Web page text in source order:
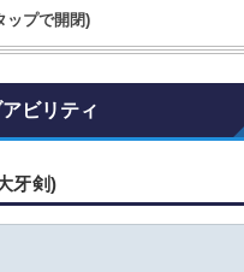
ップで開閉)
ビリティ
牙剣)